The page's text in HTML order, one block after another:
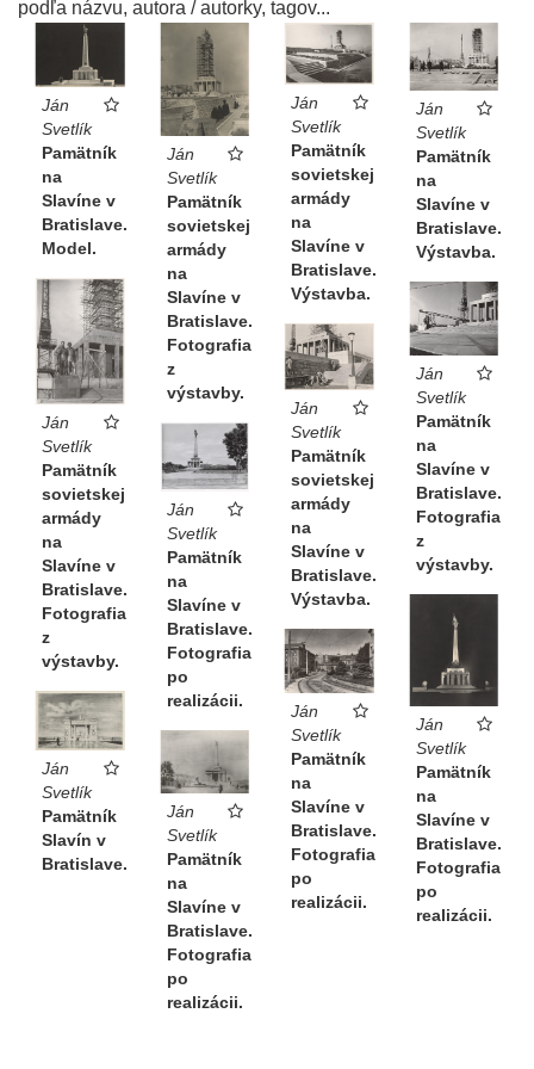
podľa názvu, autora / autorky, tagov...
Ján
Svetlík
Pamätník
na
Slavíne v
Bratislave.
Model.
Ján
Svetlík
Pamätník
sovietskej
armády
na
Slavíne v
Bratislave.
Fotografia
z
výstavby.
Ján
Svetlík
Pamätník
sovietskej
armády
na
Slavíne v
Bratislave.
Výstavba.
Ján
Svetlík
Pamätník
na
Slavíne v
Bratislave.
Výstavba.
Ján
Svetlík
Pamätník
sovietskej
armády
na
Slavíne v
Bratislave.
Fotografia
z
výstavby.
Ján
Svetlík
Pamätník
na
Slavíne v
Bratislave.
Fotografia
z
výstavby.
Ján
Svetlík
Pamätník
sovietskej
armády
na
Slavíne v
Bratislave.
Výstavba.
Ján
Svetlík
Pamätník
na
Slavíne v
Bratislave.
Fotografia
po
realizácii.
Ján
Svetlík
Pamätník
na
Slavíne v
Bratislave.
Fotografia
po
realizácii.
Ján
Svetlík
Pamätník
na
Slavíne v
Bratislave.
Fotografia
po
realizácii.
Ján
Svetlík
Pamätník
Slavín v
Bratislave.
Ján
Svetlík
Pamätník
na
Slavíne v
Bratislave.
Fotografia
po
realizácii.